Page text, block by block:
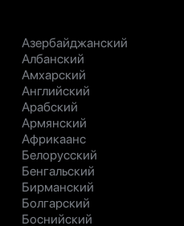
Азербайджанский
Албанский
Амхарский
Английский
Арабский
Армянский
Африкаанс
Белорусский
Бенгальский
Бирманский
Болгарский
Боснийский